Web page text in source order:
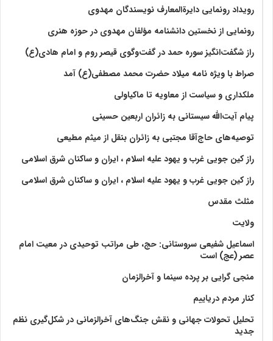
رویداد رونمایی دایرةالمعارف نویسندگان مهدوی
رونمایی از نخستین دانشنامه مؤلفان مهدوی در حوزه هنری
راز شگفت‌انگیز سوره حمد در گفت‌وگوی قیصر روم و امام هادی(ع)
صراط با ویژه نامه میلاد حضرت محمد مصطفی(ع) آمد
ملکداری و سیاست از معاویه تا ماکیاولی
پیام آیت‌الله سیستانی به زائران اربعین حسینی
توصیه‌های حاج‌آقا مجتبی به زائران بنقل از میثم مطیعی
راز کین جویی غرب و یهود علیه اسلام ، ایران و ساکنان شرق اسلامی
راز کین جویی غرب و یهود علیه اسلام ، ایران و ساکنان شرق اسلامی
مثلث مقدس
ولايت‏
اسماعیل شفیعی سروستانی: حج، طی مراتب توحیدی در معیت امام
عصر (عج) است
منجی گرایی بر پرده سینما و آخرالزمان
کنار مردم دریاییم
تحلیل تحولات جهانی و نقش جنگ‌های آخرالزمانی در شکل‌گیری نظم
جدید